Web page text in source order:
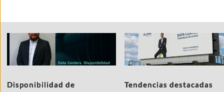
Disponibilidad de
Tendencias destacadas